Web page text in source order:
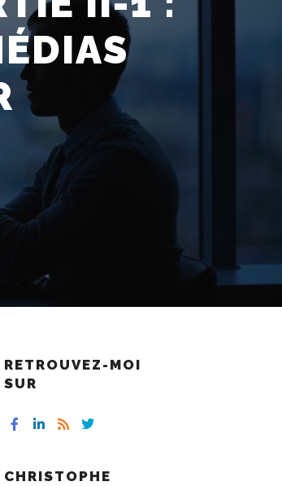
RETROUVEZ-MOI
SUR
CHRISTOPHE